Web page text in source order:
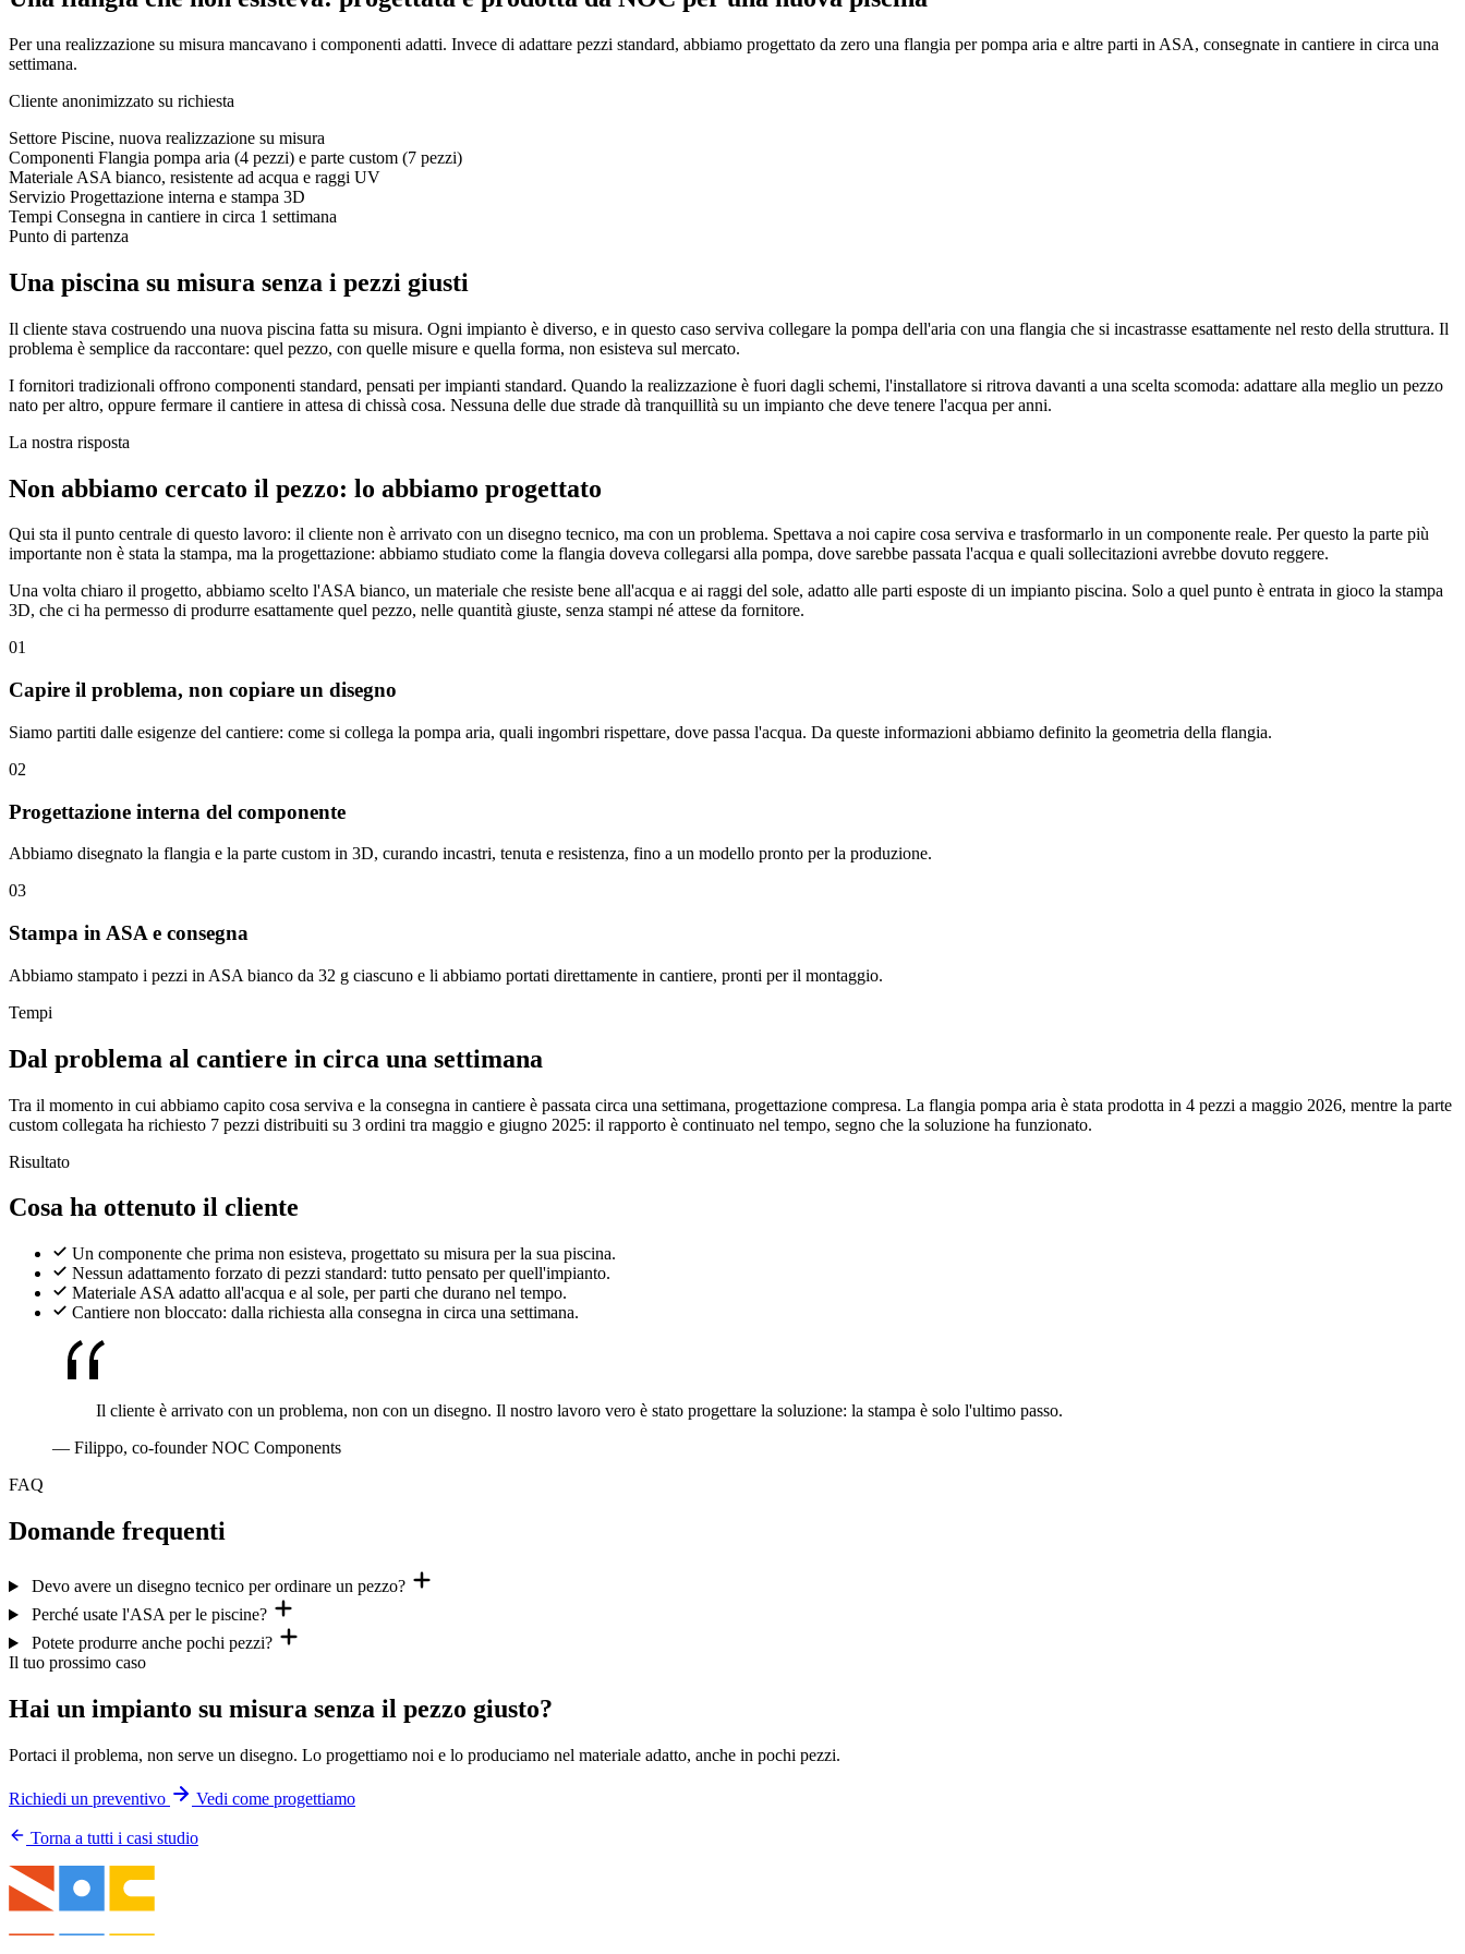
Per una realizzazione su misura mancavano i componenti adatti. Invece di adattare pezzi standard, abbiamo progettato da zero una flangia per pompa aria e altre parti in ASA, consegnate in cantiere in circa una
settimana.
Cliente anonimizzato su richiesta
Settore Piscine, nuova realizzazione su misura
Componenti Flangia pompa aria (4 pezzi) e parte custom (7 pezzi)
Materiale ASA bianco, resistente ad acqua e raggi UV
Servizio Progettazione interna e stampa 3D
Tempi Consegna in cantiere in circa 1 settimana
Punto di partenza
Una piscina su misura senza i pezzi giusti
Il cliente stava costruendo una nuova piscina fatta su misura. Ogni impianto è diverso, e in questo caso serviva collegare la pompa dell'aria con una flangia che si incastrasse esattamente nel resto della struttura. Il
problema è semplice da raccontare: quel pezzo, con quelle misure e quella forma, non esisteva sul mercato.
I fornitori tradizionali offrono componenti standard, pensati per impianti standard. Quando la realizzazione è fuori dagli schemi, l'installatore si ritrova davanti a una scelta scomoda: adattare alla meglio un pezzo
nato per altro, oppure fermare il cantiere in attesa di chissà cosa. Nessuna delle due strade dà tranquillità su un impianto che deve tenere l'acqua per anni.
La nostra risposta
Non abbiamo cercato il pezzo: lo abbiamo progettato
Qui sta il punto centrale di questo lavoro: il cliente non è arrivato con un disegno tecnico, ma con un problema. Spettava a noi capire cosa serviva e trasformarlo in un componente reale. Per questo la parte più
importante non è stata la stampa, ma la progettazione: abbiamo studiato come la flangia doveva collegarsi alla pompa, dove sarebbe passata l'acqua e quali sollecitazioni avrebbe dovuto reggere.
Una volta chiaro il progetto, abbiamo scelto l'ASA bianco, un materiale che resiste bene all'acqua e ai raggi del sole, adatto alle parti esposte di un impianto piscina. Solo a quel punto è entrata in gioco la stampa
3D, che ci ha permesso di produrre esattamente quel pezzo, nelle quantità giuste, senza stampi né attese da fornitore.
01
Capire il problema, non copiare un disegno
Siamo partiti dalle esigenze del cantiere: come si collega la pompa aria, quali ingombri rispettare, dove passa l'acqua. Da queste informazioni abbiamo definito la geometria della flangia.
02
Progettazione interna del componente
Abbiamo disegnato la flangia e la parte custom in 3D, curando incastri, tenuta e resistenza, fino a un modello pronto per la produzione.
03
Stampa in ASA e consegna
Abbiamo stampato i pezzi in ASA bianco da 32 g ciascuno e li abbiamo portati direttamente in cantiere, pronti per il montaggio.
Tempi
Dal problema al cantiere in circa una settimana
Tra il momento in cui abbiamo capito cosa serviva e la consegna in cantiere è passata circa una settimana, progettazione compresa. La flangia pompa aria è stata prodotta in 4 pezzi a maggio 2026, mentre la parte
custom collegata ha richiesto 7 pezzi distribuiti su 3 ordini tra maggio e giugno 2025: il rapporto è continuato nel tempo, segno che la soluzione ha funzionato.
Risultato
Cosa ha ottenuto il cliente
Un componente che prima non esisteva, progettato su misura per la sua piscina.
Nessun adattamento forzato di pezzi standard: tutto pensato per quell'impianto.
Materiale ASA adatto all'acqua e al sole, per parti che durano nel tempo.
Cantiere non bloccato: dalla richiesta alla consegna in circa una settimana.
Il cliente è arrivato con un problema, non con un disegno. Il nostro lavoro vero è stato progettare la soluzione: la stampa è solo l'ultimo passo.
— Filippo, co-founder NOC Components
FAQ
Domande frequenti
Devo avere un disegno tecnico per ordinare un pezzo?
Perché usate l'ASA per le piscine?
Potete produrre anche pochi pezzi?
Il tuo prossimo caso
Hai un impianto su misura senza il pezzo giusto?
Portaci il problema, non serve un disegno. Lo progettiamo noi e lo produciamo nel materiale adatto, anche in pochi pezzi.
Richiedi un preventivo Vedi come progettiamo
Torna a tutti i casi studio